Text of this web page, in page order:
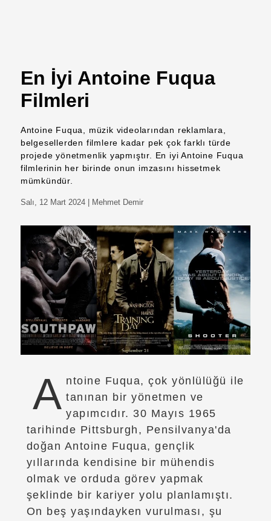
En İyi Antoine Fuqua
Filmleri
Antoine Fuqua, müzik videolarından reklamlara,
belgesellerden filmlere kadar pek çok farklı türde
projede yönetmenlik yapmıştır. En iyi Antoine Fuqua
filmlerinin her birinde onun imzasını hissetmek
mümkündür.
Salı, 12 Mart 2024 | Mehmet Demir
A ntoine Fuqua, çok yönlülüğü ile
tanınan bir yönetmen ve
yapımcıdır. 30 Mayıs 1965
tarihinde Pittsburgh, Pensilvanya'da
doğan Antoine Fuqua, gençlik
yıllarında kendisine bir mühendis
olmak ve orduda görev yapmak
şeklinde bir kariyer yolu planlamıştı.
On beş yaşındayken vurulması, şu